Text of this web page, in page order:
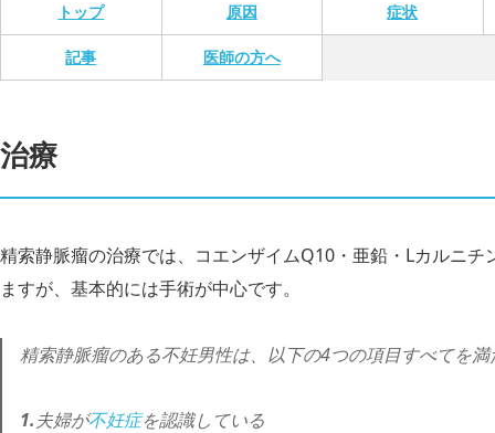
トップ 原因 症状
記事 医師の方へ
治療
精索静脈瘤の治療では、コエンザイムQ10・亜鉛・Lカルニ
ますが、基本的には手術が中心です。
精索静脈瘤のある不妊男性は、以下の4つの項目すべてを
夫婦が不妊症を認識している